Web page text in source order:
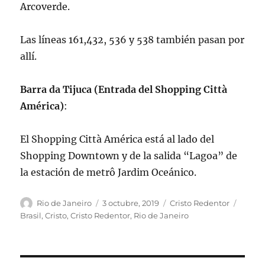
Arcoverde.
Las líneas 161,432, 536 y 538 también pasan por
allí.
Barra da Tijuca (Entrada del Shopping Città
América):
El Shopping Città América está al lado del
Shopping Downtown y de la salida “Lagoa” de
la estación de metrô Jardim Oceánico.
Autor
Rio de Janeiro
Publicado
el
3 octubre, 2019 Categorías
Cristo Redentor
Brasil,Cristo,Cristo Redentor, Rio de Janeiro